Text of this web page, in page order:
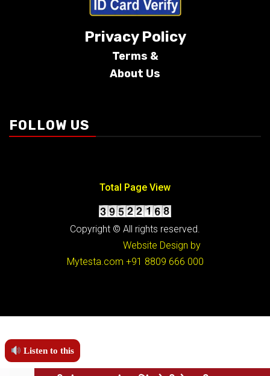
Privacy Policy
Terms &
About Us
FOLLOW US
Total Page View
Copyright © All rights reserved.
Website Design by
Mytesta.com +91 8809 666 000
Listen to this